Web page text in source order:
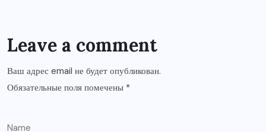
Leave a comment
Ваш адрес email не будет опубликован.
Обязательные поля помечены *